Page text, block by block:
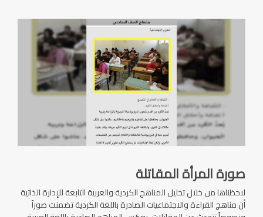
صورة المرأة المقاتلة
لاحظناها من خلال تحليل المناهج الكردية والعربية التابعة للإدارة الذاتية
أن مناهج القراءة والاجتماعيات الصادرة باللغة الكردية تضمنت صوراً